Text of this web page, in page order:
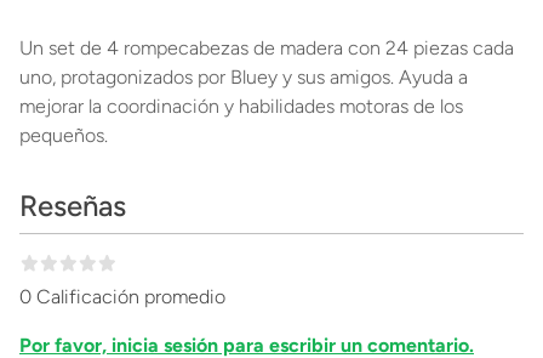
Un set de 4 rompecabezas de madera con 24 piezas cada
uno, protagonizados por Bluey y sus amigos. Ayuda a
mejorar la coordinación y habilidades motoras de los
pequeños.
Reseñas
0 Calificación promedio
Por favor, inicia sesión para escribir un comentario.